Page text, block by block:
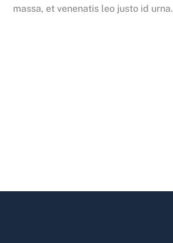
massa, et venenatis leo justo id urna.